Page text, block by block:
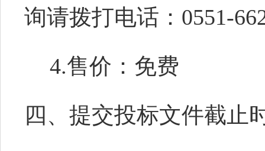
询请拨打电话：0551-
4.售价：免费
四、提交投标文件截止